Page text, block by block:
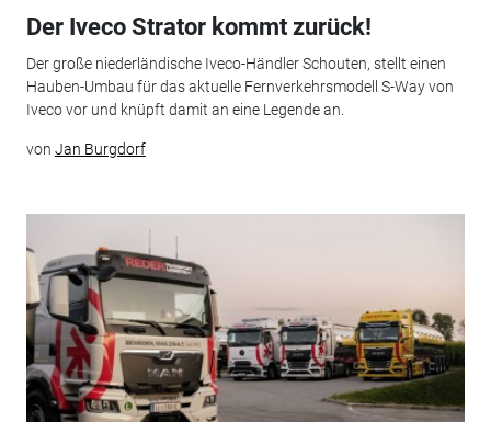
Der Iveco Strator kommt zurück!
Der große niederländische Iveco-Händler Schouten, stellt einen
Hauben-Umbau für das aktuelle Fernverkehrsmodell S-Way von
Iveco vor und knüpft damit an eine Legende an.
von Jan Burgdorf